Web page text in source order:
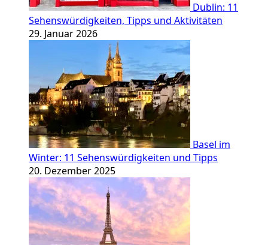
Dublin: 11
Sehenswürdigkeiten, Tipps und Aktivitäten
29. Januar 2026
Basel im
Winter: 11 Sehenswürdigkeiten und Tipps
20. Dezember 2025